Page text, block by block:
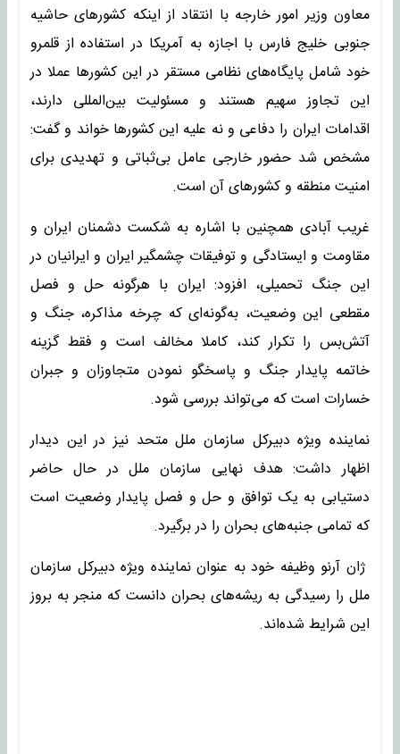
معاون وزیر امور خارجه با انتقاد از اینکه کشورهای حاشیه
جنوبی خلیج فارس با اجازه به آمریکا در استفاده از قلمرو
خود شامل پایگاه‌های نظامی مستقر در این کشورها عملا در
این تجاوز سهیم هستند و مسئولیت بین‌المللی دارند،
اقدامات ایران را دفاعی و نه علیه این کشورها خواند و گفت:
مشخص شد حضور خارجی عامل بی‌ثباتی و تهدیدی برای
امنیت منطقه و کشورهای آن است.
غریب آبادی همچنین با اشاره به شکست دشمنان ایران و
مقاومت و ایستادگی و توفیقات چشمگیر ایران و ایرانیان در
این جنگ تحمیلی، افزود: ایران با هرگونه حل و فصل
مقطعی این وضعیت، به‌گونه‌ای که چرخه مذاکره، جنگ و
آتش‌بس را تکرار کند، کاملا مخالف است و فقط گزینه
خاتمه پایدار جنگ و پاسخگو نمودن متجاوزان و جبران
خسارات است که می‌تواند بررسی شود.
نماینده ویژه دبیرکل سازمان ملل متحد نیز در این دیدار
اظهار داشت: هدف نهایی سازمان ملل در حال حاضر
دستیابی به یک توافق و حل و فصل پایدار وضعیت است
که تمامی جنبه‌های بحران را در برگیرد.
ژان آرنو وظیفه خود به عنوان نماینده ویژه دبیرکل سازمان
ملل را رسیدگی به ریشه‌های بحران دانست که منجر به بروز
این شرایط شده‌اند.